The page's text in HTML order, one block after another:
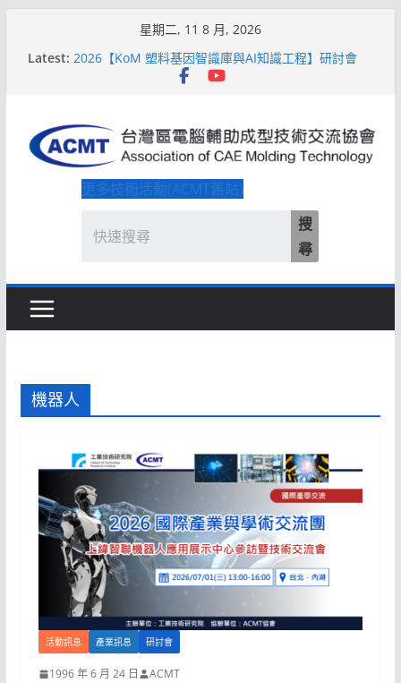
星期二, 11 8 月, 2026
Latest: 2026【KoM 塑料基因智識庫與AI知識工程】研討會
【培訓課程】【ACMT Ｔ零量產】模具估報價：貫穿
具展重磅登場
ACMT打造「Smart Molding 模塑智造平台」主題館
2026【QoM 射出成型高品質穩定生產】研討會
更多技術活動(ACMT舊站)
搜
尋
機器人
活動訊息 產業訊息 研討會
1996 年 6 月 24 日 ACMT